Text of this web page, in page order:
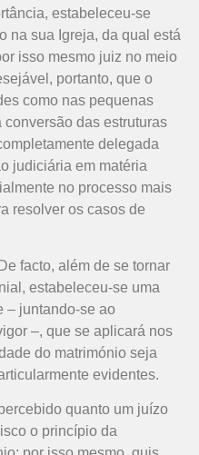
estabeleceu-se
na sua Igreja, da qual está
isso mesmo juiz no meio
portanto, que o
como nas pequenas
das estruturas
delegada
judiciária em matéria
no processo mais
resolver os casos de
facto, além de se tornar
estabeleceu-se uma
– juntando-se ao
–, que se aplicará nos
do matrimónio seja
evidentes.
quanto um juízo
o princípio da